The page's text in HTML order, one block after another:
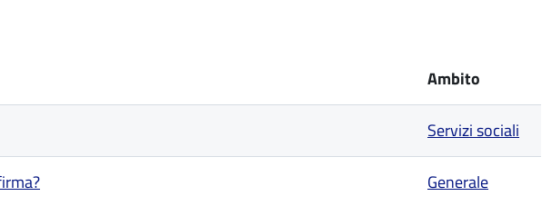
Ambito
Servizi sociali
Generale